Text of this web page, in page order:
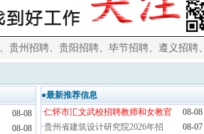
、 贵州招聘、 贵阳招聘、 毕节招聘、 遵义招聘、
08-08
08-08
●最新推荐信息
·仁怀市汇文武校招聘教师和女教官
08-08
·贵州省建筑设计研究院2026年招
08-07